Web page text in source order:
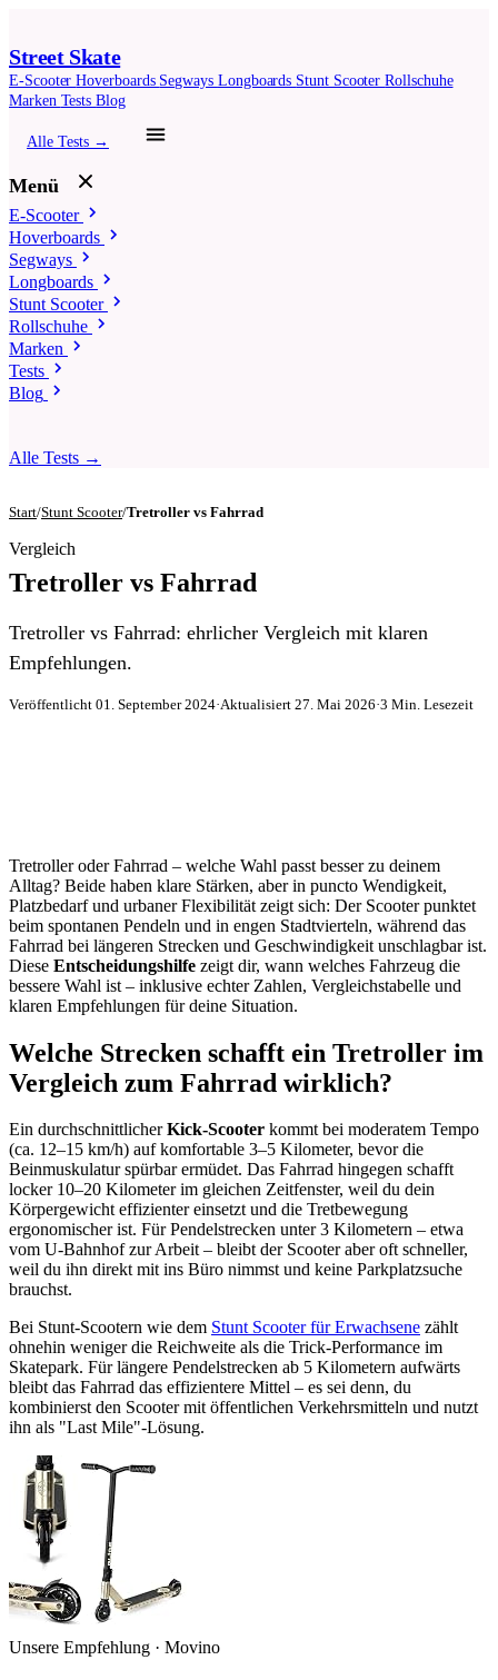
Street Skate
E-ScooterHoverboards Segways Longboards Stunt ScooterRollschuhe
Marken TestsBlog
Alle Tests →
Menü
E-Scooter
Hoverboards
Segways
Longboards
Stunt Scooter
Rollschuhe
Marken
Tests
Blog
Alle Tests →
Start/Stunt Scooter/Tretroller vs Fahrrad
Vergleich
Tretroller vs Fahrrad
Tretroller vs Fahrrad: ehrlicher Vergleich mit klaren
Empfehlungen.
Veröffentlicht 01. September 2024·Aktualisiert 27. Mai 2026·3 Min. Lesezeit
Tretroller oder Fahrrad – welche Wahl passt besser zu deinem
Alltag? Beide haben klare Stärken, aber in puncto Wendigkeit,
Platzbedarf und urbaner Flexibilität zeigt sich: Der Scooter punktet
beim spontanen Pendeln und in engen Stadtvierteln, während das
Fahrrad bei längeren Strecken und Geschwindigkeit unschlagbar ist.
Diese Entscheidungshilfe zeigt dir, wann welches Fahrzeug die
bessere Wahl ist – inklusive echter Zahlen, Vergleichstabelle und
klaren Empfehlungen für deine Situation.
Welche Strecken schafft ein Tretroller im
Vergleich zum Fahrrad wirklich?
Ein durchschnittlicherKick-Scooter kommt bei moderatem Tempo
(ca. 12–15 km/h) auf komfortable 3–5 Kilometer, bevor die
Beinmuskulatur spürbar ermüdet. Das Fahrrad hingegen schafft
locker 10–20 Kilometer im gleichen Zeitfenster, weil du dein
Körpergewicht effizienter einsetzt und die Tretbewegung
ergonomischer ist. Für Pendelstrecken unter 3 Kilometern – etwa
vom U-Bahnhof zur Arbeit – bleibt der Scooter aber oft schneller,
weil du ihn direkt mit ins Büro nimmst und keine Parkplatzsuche
brauchst.
Bei Stunt-Scootern wie dem Stunt Scooter für Erwachsene zählt
ohnehin weniger die Reichweite als die Trick-Performance im
Skatepark. Für längere Pendelstrecken ab 5 Kilometern aufwärts
bleibt das Fahrrad das effizientere Mittel – es sei denn, du
kombinierst den Scooter mit öffentlichen Verkehrsmitteln und nutzt
ihn als "Last Mile"-Lösung.
Unsere Empfehlung · Movino